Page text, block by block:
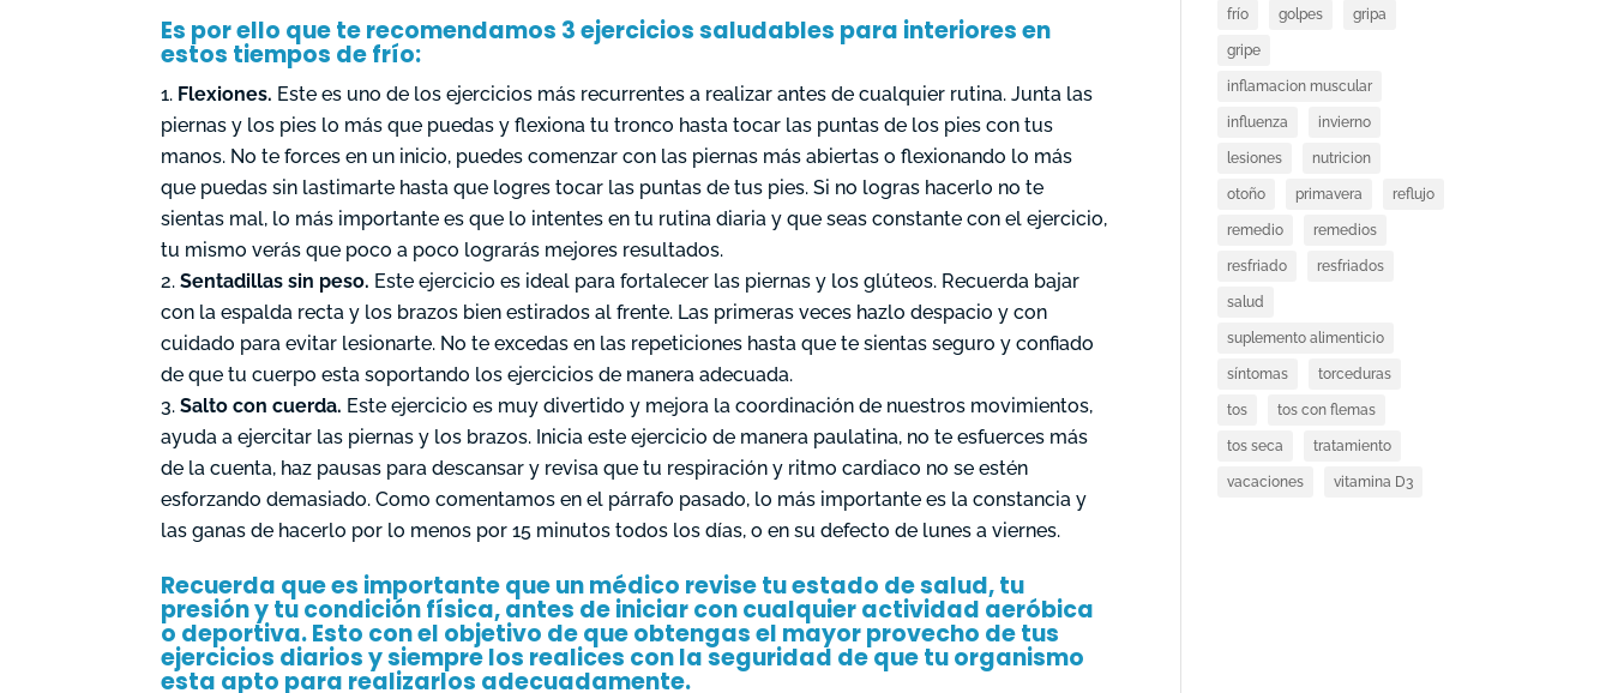
Es por ello que te recomendamos 3 ejercicios saludables para interiores en
estos tiempos de frío:
Flexiones. Este es uno de los ejercicios más recurrentes a realizar antes de cualquier rutina. Junta las
piernas y los pies lo más que puedas y flexiona tu tronco hasta tocar las puntas de los pies con tus
manos. No te forces en un inicio, puedes comenzar con las piernas más abiertas o flexionando lo más
que puedas sin lastimarte hasta que logres tocar las puntas de tus pies. Si no logras hacerlo no te
sientas mal, lo más importante es que lo intentes en tu rutina diaria y que seas constante con el ejercicio,
tu mismo verás que poco a poco lograrás mejores resultados.
Sentadillas sin peso. Este ejercicio es ideal para fortalecer las piernas y los glúteos. Recuerda bajar
con la espalda recta y los brazos bien estirados al frente. Las primeras veces hazlo despacio y con
cuidado para evitar lesionarte. No te excedas en las repeticiones hasta que te sientas seguro y confiado
de que tu cuerpo esta soportando los ejercicios de manera adecuada.
Salto con cuerda. Este ejercicio es muy divertido y mejora la coordinación de nuestros movimientos,
ayuda a ejercitar las piernas y los brazos. Inicia este ejercicio de manera paulatina, no te esfuerces más
de la cuenta, haz pausas para descansar y revisa que tu respiración y ritmo cardiaco no se estén
esforzando demasiado. Como comentamos en el párrafo pasado, lo más importante es la constancia y
las ganas de hacerlo por lo menos por 15 minutos todos los días, o en su defecto de lunes a viernes.
Recuerda que es importante que un médico revise tu estado de salud, tu
presión y tu condición física, antes de iniciar con cualquier actividad aeróbica
o deportiva. Esto con el objetivo de que obtengas el mayor provecho de tus
ejercicios diarios y siempre los realices con la seguridad de que tu organismo
esta apto para realizarlos adecuadamente.
frío golpes gripa
gripe
inflamacion muscular
influenza invierno
lesiones nutricion
otoño primavera reflujo
remedio remedios
resfriado resfriados
salud
suplemento alimenticio
síntomas torceduras
tos tos con flemas
tos seca tratamiento
vacaciones vitamina D3